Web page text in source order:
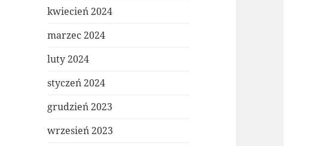
kwiecień 2024
marzec 2024
luty 2024
styczeń 2024
grudzień 2023
wrzesień 2023